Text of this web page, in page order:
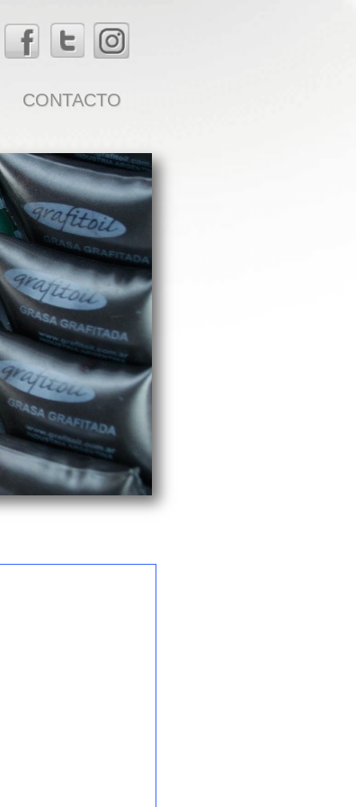
CONTACTO